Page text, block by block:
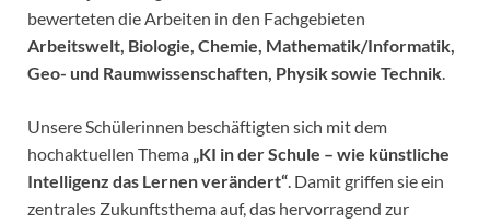
bewerteten die Arbeiten in den Fachgebieten
Arbeitswelt, Biologie, Chemie, Mathematik/Informatik,
Geo- und Raumwissenschaften, Physik sowie Technik.
Unsere Schülerinnen beschäftigten sich mit dem
hochaktuellen Thema „KI in der Schule – wie künstliche
Intelligenz das Lernen verändert“. Damit griffen sie ein
zentrales Zukunftsthema auf, das hervorragend zur